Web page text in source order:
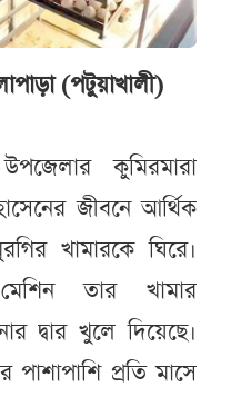
(পটুয়াখালী)
কুমিরমারা
জীবনে আর্থিক
খামারকে ঘিরে।
তার খামার
দ্বার খুলে দিয়েছে।
প্রতি মাসে